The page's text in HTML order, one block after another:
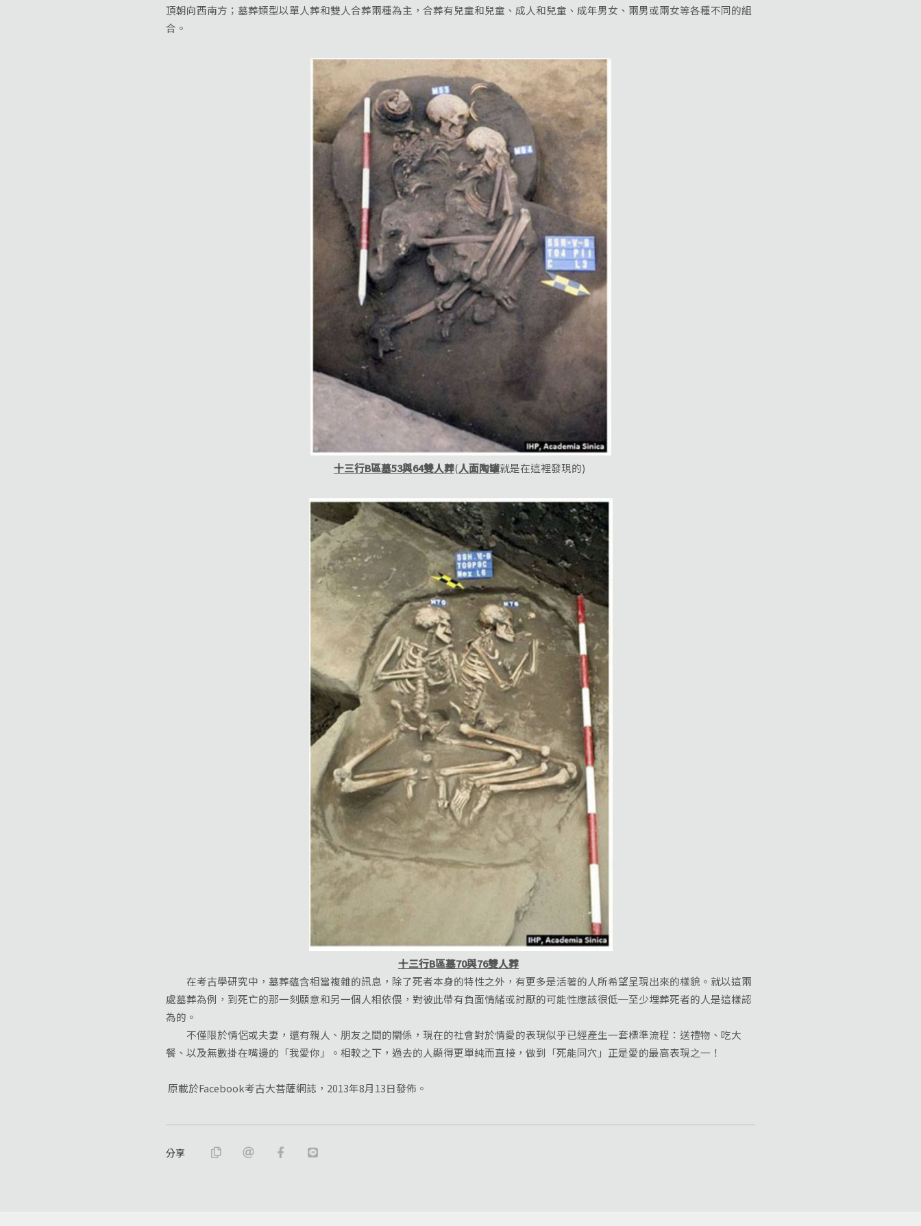
頂朝向西南方；墓葬類型以單人葬和雙人合葬兩種為主，合葬有兒童和兒童、成人和兒童、成年男女、兩男或兩女等各種不同的組
合。
十三行B區墓53與64雙人葬(人面陶罐就是在這裡發現的)
十三行B區墓70與76雙人葬
在考古學研究中，墓葬蘊含相當複雜的訊息，除了死者本身的特性之外，有更多是活著的人所希望呈現出來的樣貌。就以這兩
處墓葬為例，到死亡的那一刻願意和另一個人相依偎，對彼此帶有負面情緒或討厭的可能性應該很低─至少埋葬死者的人是這樣認
為的。
不僅限於情侶或夫妻，還有親人、朋友之間的關係，現在的社會對於情愛的表現似乎已經產生一套標準流程：送禮物、吃大
餐、以及無數掛在嘴邊的「我愛你」。相較之下，過去的人顯得更單純而直接，做到「死能同穴」正是愛的最高表現之一！
原載於Facebook考古大菩薩網誌， 2013年8月13日發佈。
分享